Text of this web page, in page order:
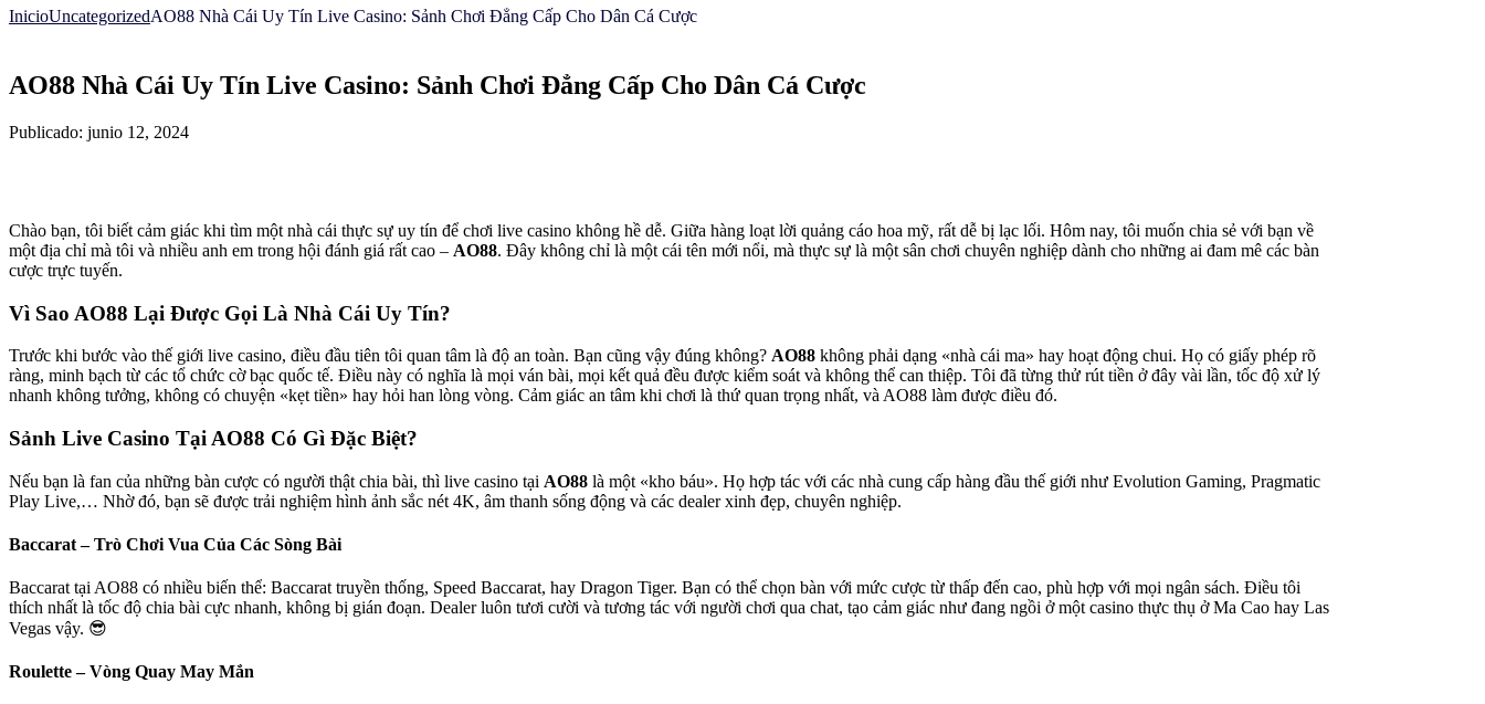
InicioUncategorizedAO88 Nhà Cái Uy Tín Live Casino: Sảnh Chơi Đẳng Cấp Cho Dân Cá Cược
AO88 Nhà Cái Uy Tín Live Casino: Sảnh Chơi Đẳng Cấp Cho Dân Cá Cược
Publicado: junio 12, 2024
Chào bạn, tôi biết cảm giác khi tìm một nhà cái thực sự uy tín để chơi live casino không hề dễ. Giữa hàng loạt lời quảng cáo hoa mỹ, rất dễ bị lạc lối. Hôm nay, tôi muốn chia sẻ với bạn về
một địa chỉ mà tôi và nhiều anh em trong hội đánh giá rất cao – AO88. Đây không chỉ là một cái tên mới nổi, mà thực sự là một sân chơi chuyên nghiệp dành cho những ai đam mê các bàn
cược trực tuyến.
Vì Sao AO88 Lại Được Gọi Là Nhà Cái Uy Tín?
Trước khi bước vào thế giới live casino, điều đầu tiên tôi quan tâm là độ an toàn. Bạn cũng vậy đúng không? AO88 không phải dạng «nhà cái ma» hay hoạt động chui. Họ có giấy phép rõ
ràng, minh bạch từ các tổ chức cờ bạc quốc tế. Điều này có nghĩa là mọi ván bài, mọi kết quả đều được kiểm soát và không thể can thiệp. Tôi đã từng thử rút tiền ở đây vài lần, tốc độ xử lý
nhanh không tưởng, không có chuyện «kẹt tiền» hay hỏi han lòng vòng. Cảm giác an tâm khi chơi là thứ quan trọng nhất, và AO88 làm được điều đó.
Sảnh Live Casino Tại AO88 Có Gì Đặc Biệt?
Nếu bạn là fan của những bàn cược có người thật chia bài, thì live casino tại AO88 là một «kho báu». Họ hợp tác với các nhà cung cấp hàng đầu thế giới như Evolution Gaming, Pragmatic
Play Live,… Nhờ đó, bạn sẽ được trải nghiệm hình ảnh sắc nét 4K, âm thanh sống động và các dealer xinh đẹp, chuyên nghiệp.
Baccarat – Trò Chơi Vua Của Các Sòng Bài
Baccarat tại AO88 có nhiều biến thể: Baccarat truyền thống, Speed Baccarat, hay Dragon Tiger. Bạn có thể chọn bàn với mức cược từ thấp đến cao, phù hợp với mọi ngân sách. Điều tôi
thích nhất là tốc độ chia bài cực nhanh, không bị gián đoạn. Dealer luôn tươi cười và tương tác với người chơi qua chat, tạo cảm giác như đang ngồi ở một casino thực thụ ở Ma Cao hay Las
Vegas vậy. 😎
Roulette – Vòng Quay May Mắn